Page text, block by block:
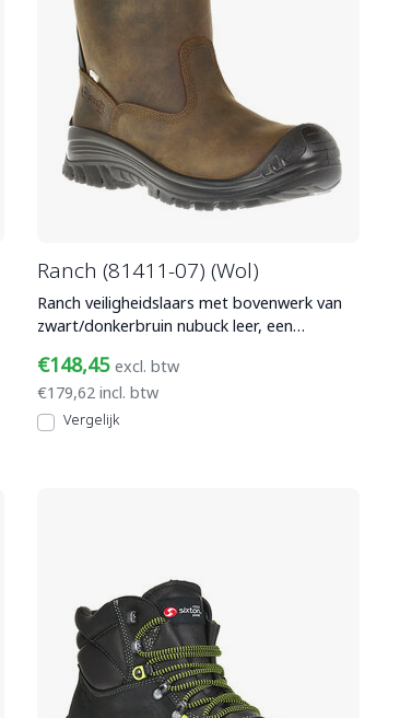
Ranch (81411-07) (Wol)
Ranch veiligheidslaars met bovenwerk van
zwart/donkerbruin nubuck leer, een
€148,45 excl. btw
€179,62 incl. btw
Vergelijk